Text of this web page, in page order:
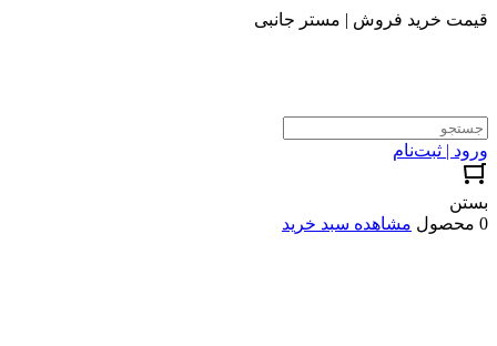
قیمت خرید فروش | مستر جانبی
ورود | ثبت‌نام
بستن
0 محصول
مشاهده سبد خرید